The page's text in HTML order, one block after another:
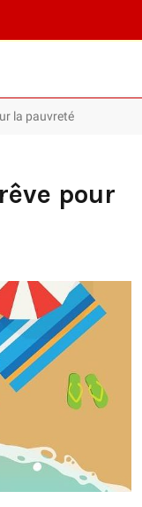
la pauvreté
pour